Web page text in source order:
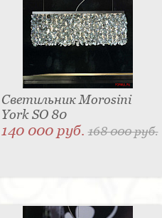
Светильник Morosini
York SO 80
140 000 руб.168 000 руб.